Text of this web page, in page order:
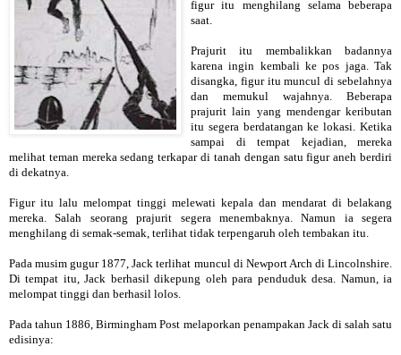
figur itu menghilang selama beberapa
saat.
Prajurit itu membalikkan badannya
karena ingin kembali ke pos jaga. Tak
disangka, figur itu muncul di sebelahnya
dan memukul wajahnya. Beberapa
prajurit lain yang mendengar keributan
itu segera berdatangan ke lokasi. Ketika
sampai di tempat kejadian, mereka
melihat teman mereka sedang terkapar di tanah dengan satu figur aneh berdiri
di dekatnya.
Figur itu lalu melompat tinggi melewati kepala dan mendarat di belakang
mereka. Salah seorang prajurit segera menembaknya. Namun ia segera
menghilang di semak-semak, terlihat tidak terpengaruh oleh tembakan itu.
Pada musim gugur 1877, Jack terlihat muncul di Newport Arch di Lincolnshire.
Di tempat itu, Jack berhasil dikepung oleh para penduduk desa. Namun, ia
melompat tinggi dan berhasil lolos.
Pada tahun 1886, Birmingham Post melaporkan penampakan Jack di salah satu
edisinya: